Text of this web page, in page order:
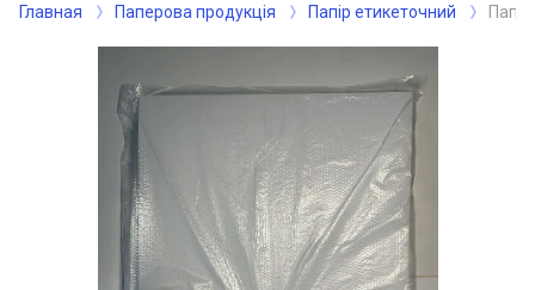
Главная Паперова продукція Папір етикеточний